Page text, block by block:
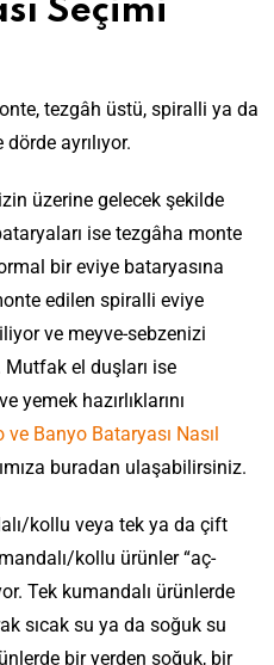
Seçimi
tezgâh üstü, spiralli ya da
ayrılıyor.
üzerine gelecek şekilde
ise tezgâha monte
bir eviye bataryasına
edilen spiralli eviye
ve meyve-sebzenizi
el duşları ise
yemek hazırlıklarını
ve Banyo Bataryası Nasıl
buradan ulaşabilirsiniz.
kollu veya tek ya da çift
kollu ürünler “aç-
Tek kumandalı ürünlerde
sıcak su ya da soğuk su
bir yerden soğuk, bir